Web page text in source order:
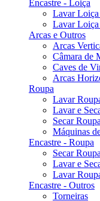
Encastre - Loiça
Lavar Loiça
Lavar Loiça
Arcas e Outros
Arcas
Câmara de
Caves de
Arcas
Roupa
Lavar
Lavar e
Secar Roupa
Máquinas
Encastre - Roupa
Secar
Lavar e
Lavar
Encastre - Outros
Torneiras